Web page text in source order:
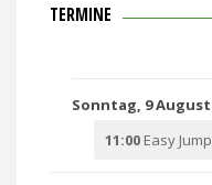
TERMINE
Sonntag, 9 August
11:00 Easy Jump